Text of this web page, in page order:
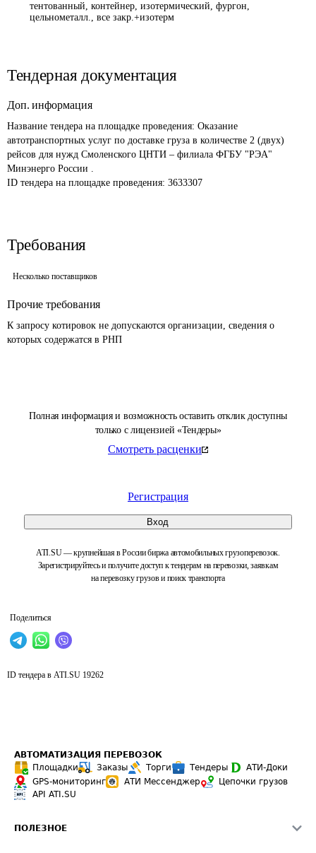
Полная информация и возможность оставить отклик доступны
только с лицензией «Тендеры»
Смотреть расценки
Регистрация
Вход
ATI.SU — крупнейшая в России биржа автомобильных грузоперевозок.
Зарегистрируйтесь и получите доступ к тендерам на перевозки, заявкам
на перевозку грузов и поиск транспорта
Поделиться
тентованный, контейнер, изотермический, фургон,
цельнометалл., все закр.+изотерм
Тендерная документация
Доп. информация
Название тендера на площадке проведения: Оказание
автотранспортных услуг по доставке груза в количестве 2 (двух)
рейсов для нужд Смоленского ЦНТИ – филиала ФГБУ "РЭА"
Минэнерго России .
ID тендера на площадке проведения: 3633307
Требования
Несколько поставщиков
Прочие требования
К запросу котировок не допускаются организации, сведения о
которых содержатся в РНП
ID тендера в ATI.SU 19262
АВТОМАТИЗАЦИЯ ПЕРЕВОЗОК
Площадки
Заказы Торги Тендеры
АТИ-Доки
GPS-мониторинг
АТИ Мессенджер
Цепочки грузов
API ATI.SU
ПОЛЕЗНОЕ